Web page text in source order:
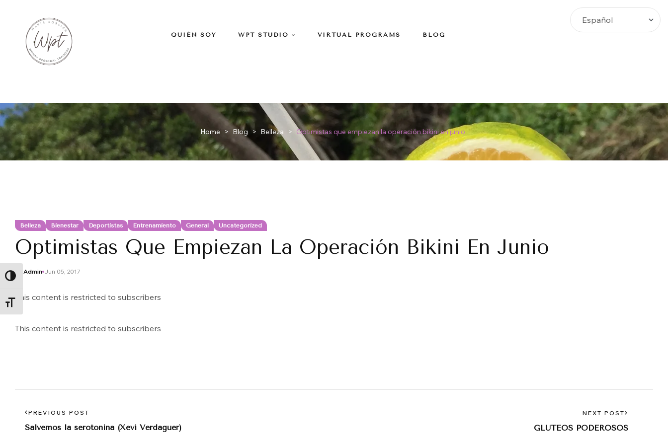
ALTERNAR ALTO CONTRASTE
ALTERNAR TAMAÑO DE LETRA
QUIÉN SOY WPT STUDIO VIRTUAL PROGRAMS BLOG
Home > Blog > Belleza > Optimistas que empiezan la operación bikini en junio
Belleza Bienestar Deportistas Entrenamiento General Uncategorized
Optimistas Que Empiezan La Operación Bikini En Junio
Jun 05, 2017
By Admin
This content is restricted to subscribers
This content is restricted to subscribers
PREVIOUS POST
Salvemos la serotonina (Xevi Verdaguer)
NEXT POST
GLUTEOS PODEROSOS